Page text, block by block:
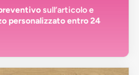
sull’articolo e
personalizzato entro 24